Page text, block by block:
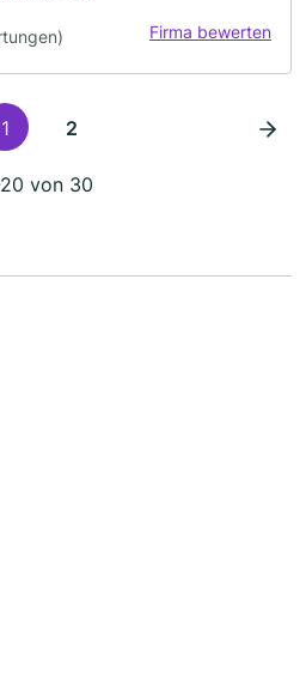
Firma bewerten
1 2
von 30